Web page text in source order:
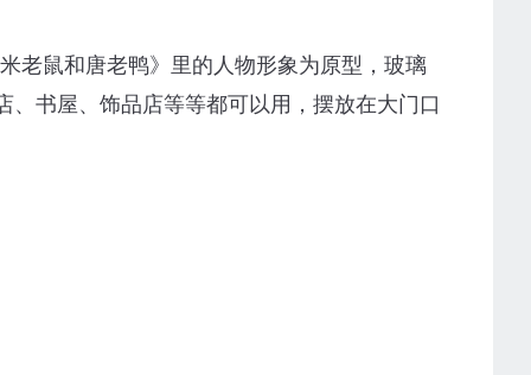
老鼠和唐老鸭》里的人物形象为原型，玻璃
书屋、饰品店等等都可以用，摆放在大门口